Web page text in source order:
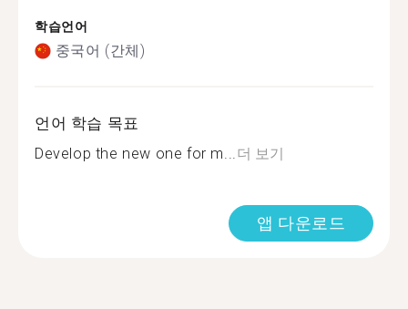
학습언어
중국어 (간체)
언어 학습 목표
Develop the new one for m...더 보기
앱 다운로드